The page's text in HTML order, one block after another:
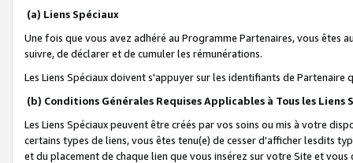
(a) Liens Spéciaux
Une fois que vous avez adhéré au Programme Partenaires, vous êtes
suivre, de déclarer et de cumuler les rémunérations.
Les Liens Spéciaux doivent s'appuyer sur les identifiants de Partenaire
(b) Conditions Générales Requises Applicables à Tous les Liens
Les Liens Spéciaux peuvent être créés par vos soins ou mis à votre
certains types de liens, vous êtes tenu(e) de cesser d'afficher lesdits
et du placement de chaque lien que vous insérez sur votre Site et